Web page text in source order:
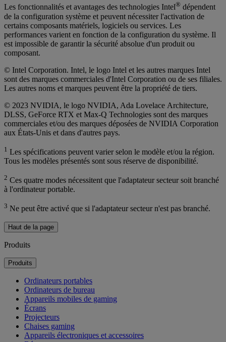
Les fonctionnalités et avantages des technologies Intel® dépendent
de la configuration système et peuvent nécessiter l'activation de
certains composants matériels, logiciels ou services. Les
performances varient en fonction de la configuration du système. Il
est impossible de garantir la sécurité absolue d'un produit ou
composant.
© Intel Corporation. Intel, le logo Intel et les autres marques Intel
sont des marques commerciales d'Intel Corporation ou de ses filiales.
Les autres noms et marques peuvent être la propriété de tiers.
© 2023 NVIDIA, le logo NVIDIA, Ada Lovelace Architecture,
DLSS, GeForce RTX et Max-Q Technologies sont des marques
commerciales et/ou des marques déposées de NVIDIA Corporation
aux États-Unis et dans d'autres pays.
1 Les spécifications peuvent varier selon le modèle et/ou la région.
Tous les modèles présentés sont sous réserve de disponibilité.
2 Ces quatre modes nécessitent que l'adaptateur secteur soit branché
à l'ordinateur portable.
3 Ne peut être activé que si l'adaptateur secteur n'est pas branché.
Haut de la page
Produits
Produits
Ordinateurs portables
Ordinateurs de bureau
Appareils mobiles de gaming
Écrans
Projecteurs
Chaises gaming
Appareils électroniques et accessoires